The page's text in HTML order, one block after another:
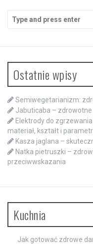
for:
Ostatnie wpisy
Semiwegetarianizm:
Jabuticaba – zdrowotne
Elektrody do
materiał, kształt i
Kasza jaglana –
Natka pietruszki –
przeciwwskazania
Kuchnia
Jak gotować zdrowe